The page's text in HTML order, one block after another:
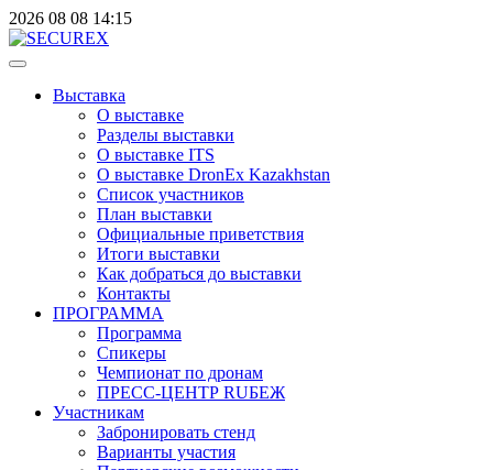
2026 08 08 14:15
Выставка
О выставке
Разделы выставки
О выставке ITS
О выставке DronEx Kazakhstan
Список участников
План выставки
Официальные приветствия
Итоги выставки
Как добраться до выставки
Контакты
ПРОГРАММА
Программа
Спикеры
Чемпионат по дронам
ПРЕСС-ЦЕНТР RUБЕЖ
Участникам
Забронировать стенд
Варианты участия